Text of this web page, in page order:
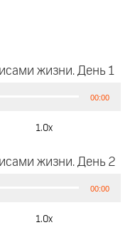
жизни. День 1
00:00
1.0x
жизни. День 2
00:00
1.0x